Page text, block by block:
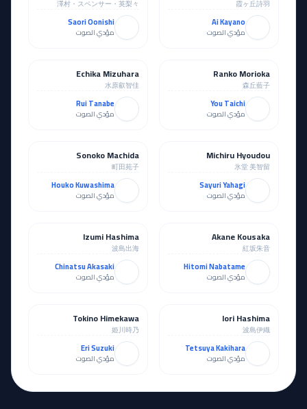
Ai Kayano
مؤدي الصوت
Saori Oonishi
مؤدي الصوت
森丘藍子
You Taichi
مؤدي الصوت
水原叡智佳
Rui Tanabe
مؤدي الصوت
氷堂 美智留
Sayuri Yahagi
مؤدي الصوت
町田苑子
Houko Kuwashima
مؤدي الصوت
紅坂朱音
Hitomi Nabatame
مؤدي الصوت
波島出海
Chinatsu Akasaki
مؤدي الصوت
波島伊織
Tetsuya Kakihara
مؤدي الصوت
姫川時乃
Eri Suzuki
مؤدي الصوت